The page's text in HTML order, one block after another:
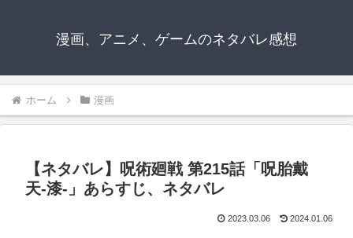
漫画、アニメ、ゲームのネタバレ感想
ホーム 漫画
【ネタバレ】呪術廻戦 第215話「呪胎戴
天-漆-」あらすじ、ネタバレ
2023.03.06 2024.01.06